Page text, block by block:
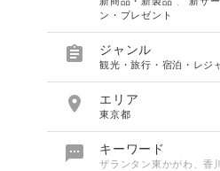
ン・プレゼント
 ジャンル
観光・旅行・宿泊・レジ
 エリア
東京都
 キーワード
ザランタン東かがわ、香